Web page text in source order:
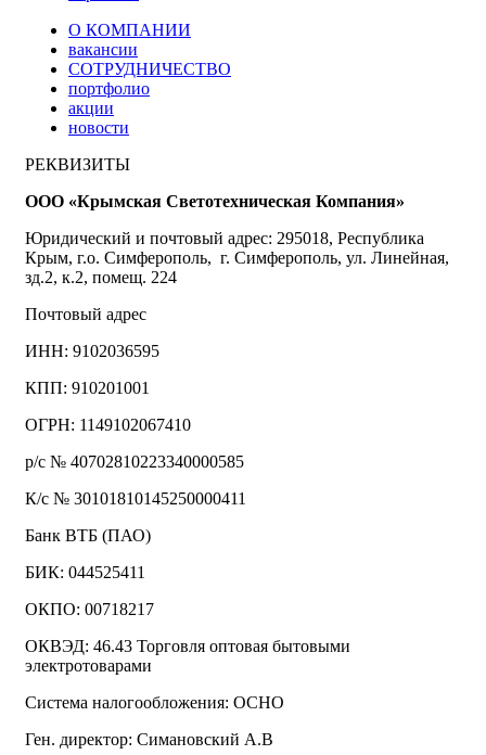
О КОМПАНИИ
вакансии
СОТРУДНИЧЕСТВО
портфолио
акции
новости
РЕКВИЗИТЫ
ООО «Крымская Светотехническая Компания»
Юридический и почтовый адрес: 295018, Республика
Крым, г.о. Симферополь, г. Симферополь, ул. Линейная,
зд.2, к.2, помещ. 224
Почтовый адрес
ИНН: 9102036595
КПП: 910201001
ОГРН: 1149102067410
р/с № 40702810223340000585
К/с № 30101810145250000411
Банк ВТБ (ПАО)
БИК: 044525411
ОКПО: 00718217
ОКВЭД: 46.43 Торговля оптовая бытовыми
электротоварами
Система налогообложения: ОСНО
Ген. директор: Симановский А.В